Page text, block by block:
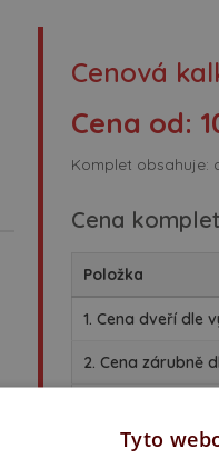
Cenová
Cena od:
Komplet obsahuje:
Cena
Položka
1. Cena dveří dle
2. Cena zárubně
Tyto